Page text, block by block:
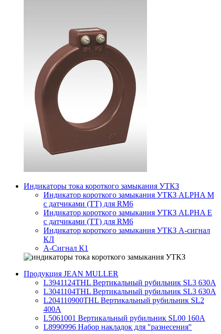
Индикаторы тока короткого замыкания УТКЗ
Индикатор короткого замыкания УТКЗ ALPHA M
с датчиками (ТТ) для RM6
Индикатор короткого замыкания УТКЗ ALPHA E
с датчиками (ТТ) для RM6
Индикатор короткого замыкания УТКЗ А-сигнал
КЛ
А-Сигнал К1
Продукция JEAN MULLER
L3941124THL Вертикальный рубильник SL3 630А
L3041104THL Вертикальный рубильник SL3 630А
L204110900THL Вертикальный рубильник SL2
400А
L5061001 Вертикальный рубильник SL00 160А
L8990996 Набор накладок для "разнесения"